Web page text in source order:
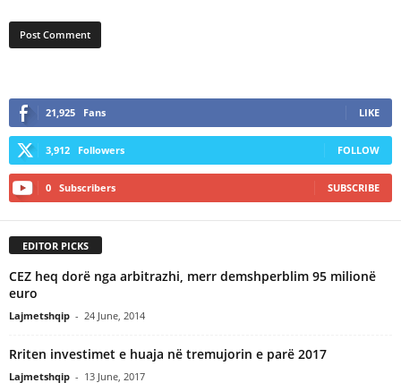
21,925 Fans LIKE
3,912 Followers FOLLOW
0 Subscribers SUBSCRIBE
EDITOR PICKS
CEZ heq dorë nga arbitrazhi, merr demshperblim 95 milionë
euro
Lajmetshqip - 24 June, 2014
Rriten investimet e huaja në tremujorin e parë 2017
Lajmetshqip - 13 June, 2017